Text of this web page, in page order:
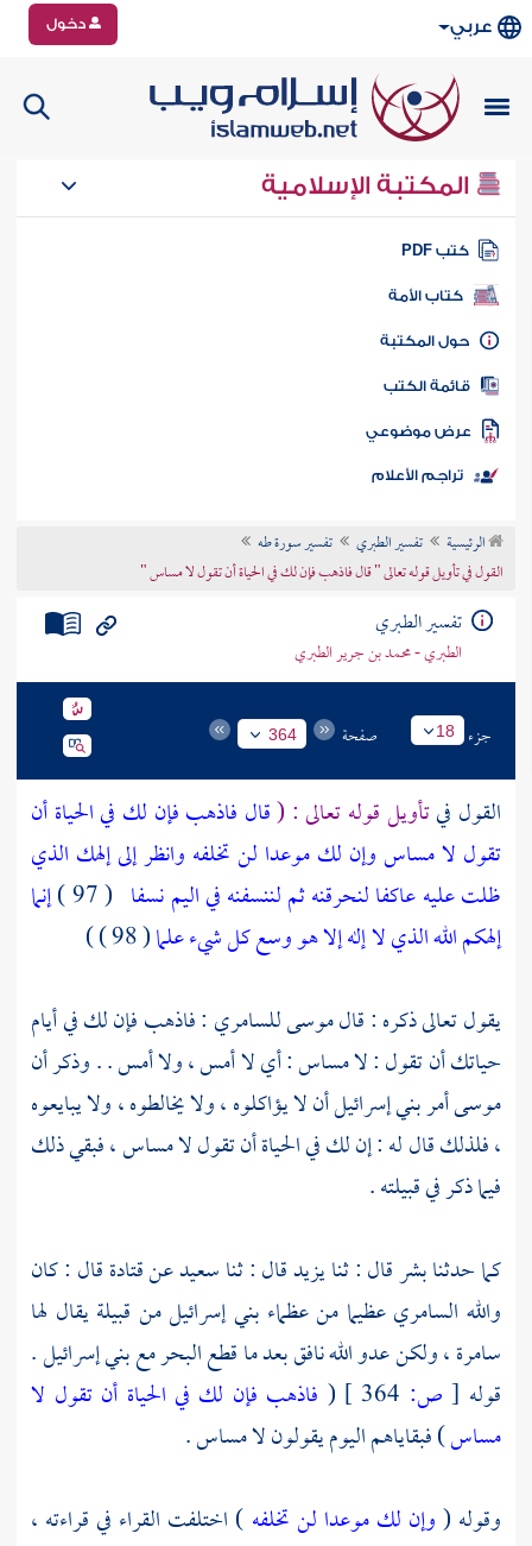
عربي دخول
المكتبة الإسلامية
كتب PDF
كتاب الأمة
المكتبة
الكتب
موضوعي
تراجم الأعلام
الرئيسية تفسير الطبري
تفسير سورة طه
القول في تأويل قوله تعالى " قال فاذهب فإن لك في الحياة أن تقول لا مساس "
تفسير الطبري
الطبري - محمد بن جرير الطبري
جزء 18 صفحة 364
القول فيتأويل قوله تعالى : (قال فاذهب فإن لك في الحياة أن
تقول لا مساس وإن لك موعدا لن تخلفه وانظر إلى إلهك الذي
ظلت عليه عاكفا لنحرقنه ثم لننسفنه في اليم نسفا ( 97 )
إنما
إلهكم الله الذي لا إله إلا هو وسع كل شيء علما( 98 ) )
يقول تعالى ذكره : قالموسىللسامري : فاذهب فإن لك في أيام
حياتك أن تقول : لا مساس : أي لا أمس ، ولا أمس . . وذكر أن
موسى أمربني إسرائيلأن لا يؤاكلوه ، ولا يخالطوه ، ولا يبايعوه
، فلذلك قال له : إن لك في الحياة أن تقول لا مساس ، فبقي ذلك
فيما ذكر في قبيلته .
كما حدثنابشرقال : ثنايزيدقال : ثناسعيدعنقتادةقال : كان
والله السامري عظيما من عظماء بني إسرائيلمن قبيلة يقال لها
سامرة ، ولكن عدو الله نافق بعد ما قطع البحر معبني إسرائيل .
قوله [ ص: ( فاذهب فإن لك في الحياة أن تقول لا
مساس) فبقاياهم اليوم يقولون لا مساس .
وقوله (وإن لك موعدا لن تخلفه ) اختلفت القراء في قراءته ،